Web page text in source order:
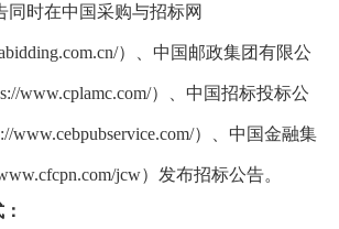
同时在中国采购与招标网
）、中国邮政集团有限公
www.cplamc.com/）、中国招标投标公
www.cebpubservice.com/）、中国金融集
jcw）发布招标公告。